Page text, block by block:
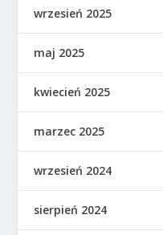
wrzesień 2025
maj 2025
kwiecień 2025
marzec 2025
wrzesień 2024
sierpień 2024